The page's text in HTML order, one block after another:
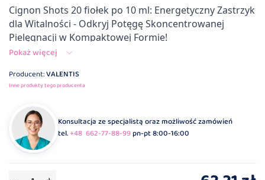
Cignon Shots 20 fiołek po 10 ml: Energetyczny Zastrzyk
dla Witalności - Odkryj Potęgę Skoncentrowanej
Pielęgnacji w Kompaktowej Formie!
Pokaż więcej
Producent:VALENTIS
Inne produkty tego producenta
Konsultacja ze specjalistą oraz możliwość zamówień
tel.+48 662-77-88-99pn-pt 8:00-16:00